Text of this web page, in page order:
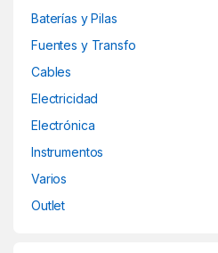
Baterías y Pilas
Fuentes y Transfo
Cables
Electricidad
Electrónica
Instrumentos
Varios
Outlet